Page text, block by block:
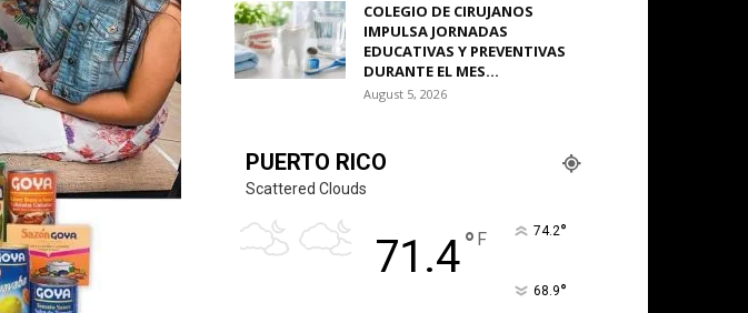
COLEGIO DE CIRUJANOS
IMPULSA JORNADAS
EDUCATIVAS Y PREVENTIVAS
DURANTE EL MES...
August 5, 2026
PUERTO RICO
Scattered Clouds
71.4° F 74.2°
68.9°